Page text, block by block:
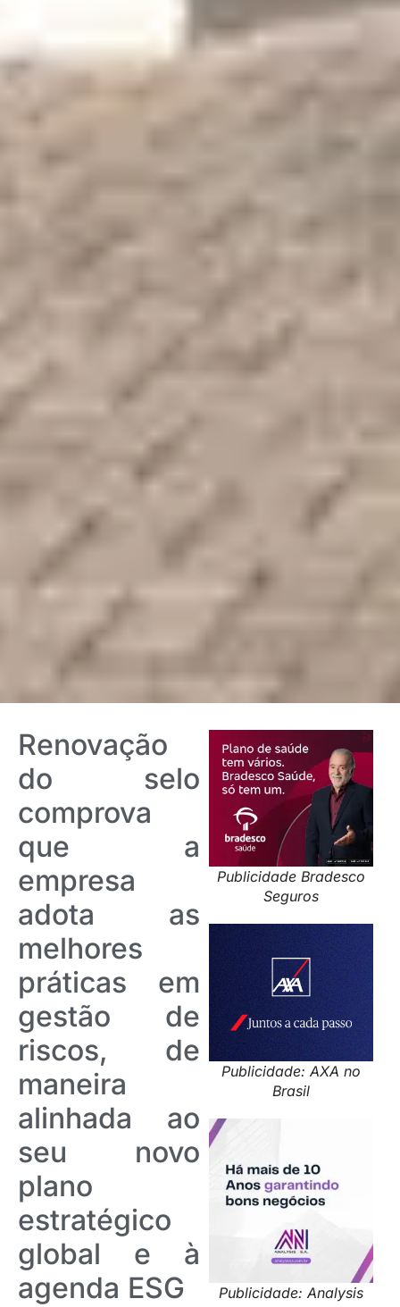
Publicidade Bradesco
Seguros
Publicidade: AXA no
Brasil
Publicidade: Analysis
Renovação
do selo
comprova
que a
empresa
adota as
melhores
práticas em
gestão de
riscos, de
maneira
alinhada ao
seu novo
plano
estratégico
global e à
agenda ESG